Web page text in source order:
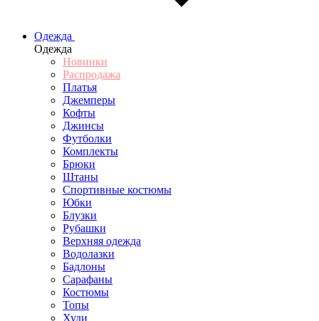
Одежда
Одежда
Новинки
Распродажа
Платья
Джемперы
Кофты
Джинсы
Футболки
Комплекты
Брюки
Штаны
Спортивные костюмы
Юбки
Блузки
Рубашки
Верхняя одежда
Водолазки
Бадлоны
Сарафаны
Костюмы
Топы
Худи